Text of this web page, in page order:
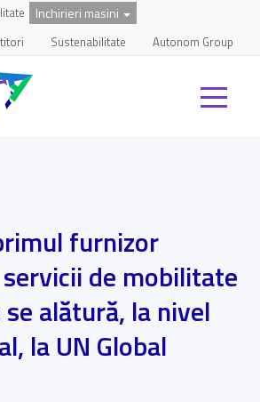
Inchirieri masini
Sustenabilitate Autonom Group
furnizor
de mobilitate
alătură, la nivel
la UN Global